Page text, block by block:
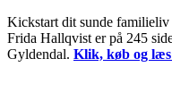
Kickstart dit sunde familieliv
Frida Hallqvist er på 245
Gyldendal. Klik, køb og læs